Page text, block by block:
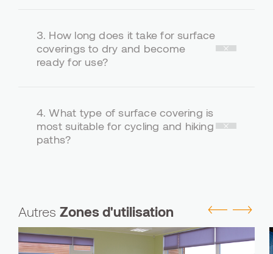
3. How long does it take for surface
coverings to dry and become
ready for use?
4. What type of surface covering is
most suitable for cycling and hiking
paths?
Autres Zones d'utilisation